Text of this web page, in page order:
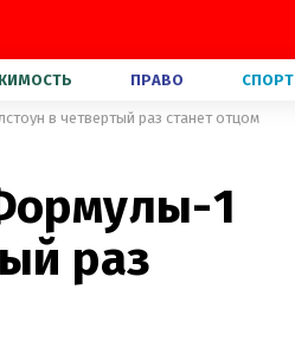
ПРАВО СПОРТ
в четвертый раз станет отцом
1
раз